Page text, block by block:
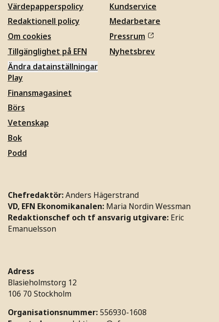
Värdepapperspolicy
Redaktionell policy
Om cookies
Tillgänglighet på EFN
Ändra datainställningar
Kundservice
Medarbetare
Pressrum
Nyhetsbrev
Play
Finansmagasinet
Börs
Vetenskap
Bok
Podd
Chefredaktör:Anders Hägerstrand
VD, EFN Ekonomikanalen: Maria Nordin Wessman
Redaktionschef och tf ansvarig utgivare: Eric
Emanuelsson
Adress
Blasieholmstorg 12
106 70 Stockholm
Organisationsnummer: 556930-1608